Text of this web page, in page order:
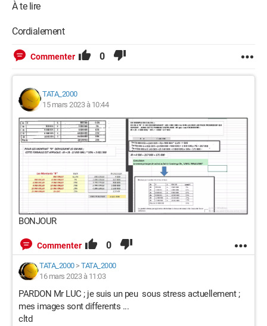
À te lire
Cordialement
Commenter 0
TATA_2000
15 mars 2023 à 10:44
BONJOUR
Commenter 0
TATA_2000> TATA_2000
16 mars 2023 à 11:03
PARDON Mr LUC ; je suis un peu sous stress actuellement ;
mes images sont differents ...
cltd